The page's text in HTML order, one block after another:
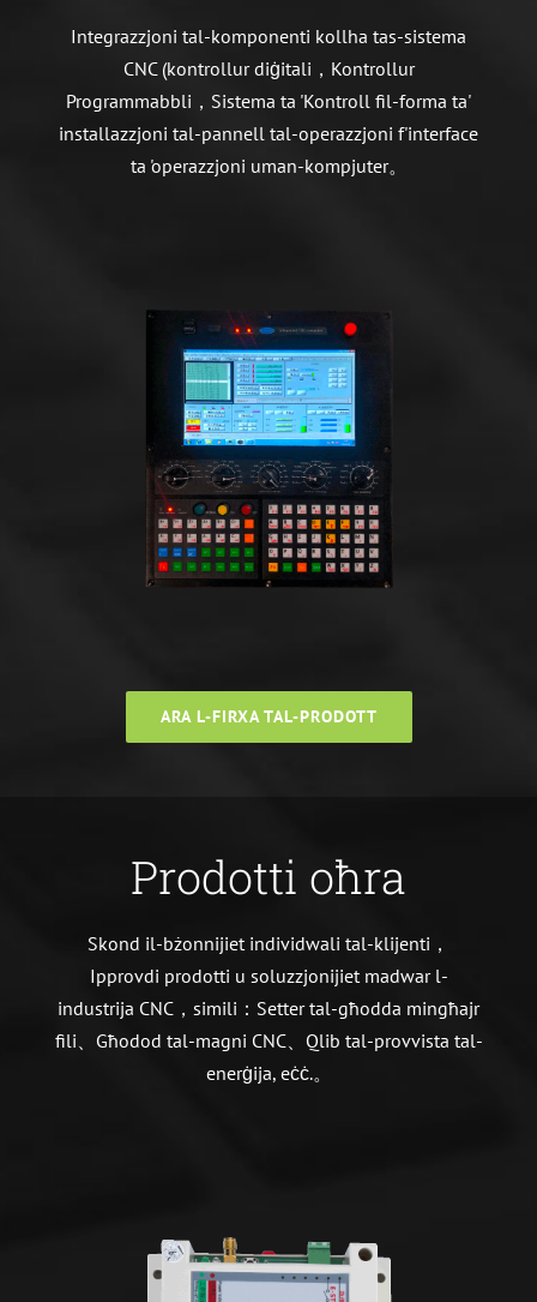
Integrazzjoni tal-komponenti kollha tas-sistema
CNC (kontrollur diġitali，Kontrollur
Programmabbli，Sistema ta 'Kontroll fil-forma ta'
installazzjoni tal-pannell tal-operazzjoni f'interface
ta 'operazzjoni uman-kompjuter。
ARA L-FIRXA TAL-PRODOTT
Prodotti oħra
Skond il-bżonnijiet individwali tal-klijenti，
Ipprovdi prodotti u soluzzjonijiet madwar l-
industrija CNC，simili：Setter tal-għodda mingħajr
fili、Għodod tal-magni CNC、Qlib tal-provvista tal-
enerġija, eċċ.。